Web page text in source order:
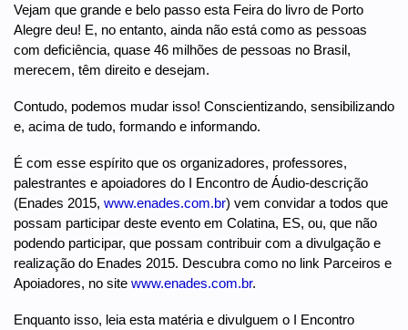
Vejam que grande e belo passo esta Feira do livro de Porto
Alegre deu! E, no entanto, ainda não está como as pessoas
com deficiência, quase 46 milhões de pessoas no Brasil,
merecem, têm direito e desejam.
Contudo, podemos mudar isso! Conscientizando, sensibilizando
e, acima de tudo, formando e informando.
É com esse espírito que os organizadores, professores,
palestrantes e apoiadores do I Encontro de Áudio-descrição
(Enades 2015, www.enades.com.br) vem convidar a todos que
possam participar deste evento em Colatina, ES, ou, que não
podendo participar, que possam contribuir com a divulgação e
realização do Enades 2015. Descubra como no link Parceiros e
Apoiadores, no site www.enades.com.br.
Enquanto isso, leia esta matéria e divulguem o I Encontro